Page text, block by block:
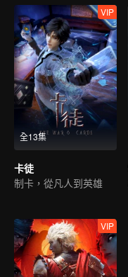
全13集
VIP
卡徒
制卡，從凡人到英雄
VIP